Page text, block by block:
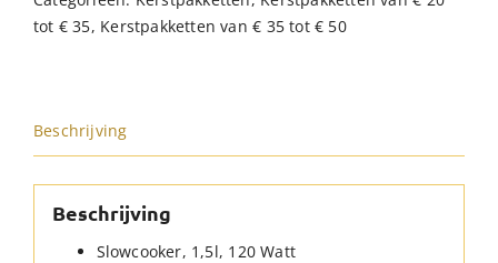
tot € 35, Kerstpakketten van € 35 tot € 50
Beschrijving
Beschrijving
Slowcooker, 1,5l, 120 Watt